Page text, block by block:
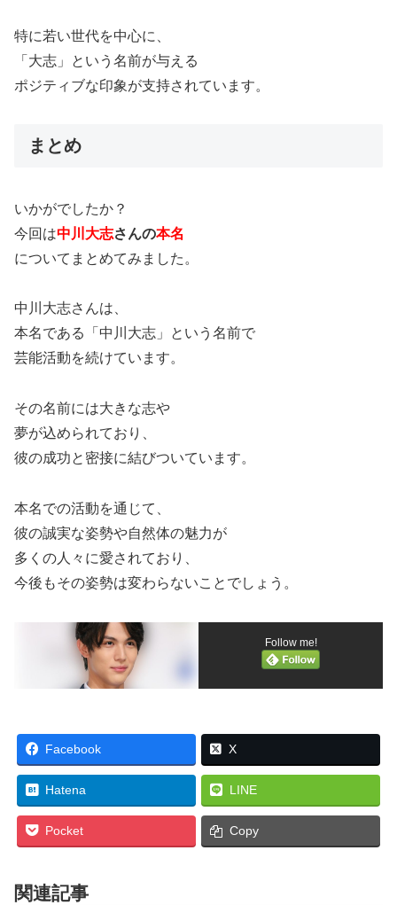
特に若い世代を中心に、
「大志」という名前が与える
ポジティブな印象が支持されています。
まとめ
いかがでしたか？
今回は中川大志さんの本名
についてまとめてみました。
中川大志さんは、
本名である「中川大志」という名前で
芸能活動を続けています。
その名前には大きな志や
夢が込められており、
彼の成功と密接に結びついています。
本名での活動を通じて、
彼の誠実な姿勢や自然体の魅力が
多くの人々に愛されており、
今後もその姿勢は変わらないことでしょう。
Follow me!
Facebook X
Hatena LINE
Pocket Copy
関連記事